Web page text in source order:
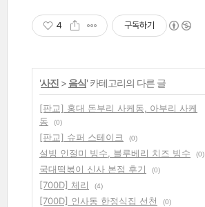
4 구독하기
'사진 > 음식' 카테고리의 다른 글
[판교] 홍대 돈부리 사케동, 아부리 사케
동
(0)
[판교] 슈퍼 스테이크
(0)
설빙 인절미 빙수, 블루베리 치즈 빙수
(0)
국대떡볶이 신사 본점 후기
(0)
[700D] 체리
(4)
[700D] 인사동 한정식집 선천
(0)